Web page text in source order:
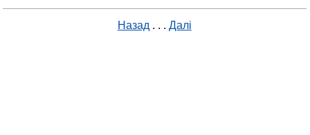
Назад . . . Далі